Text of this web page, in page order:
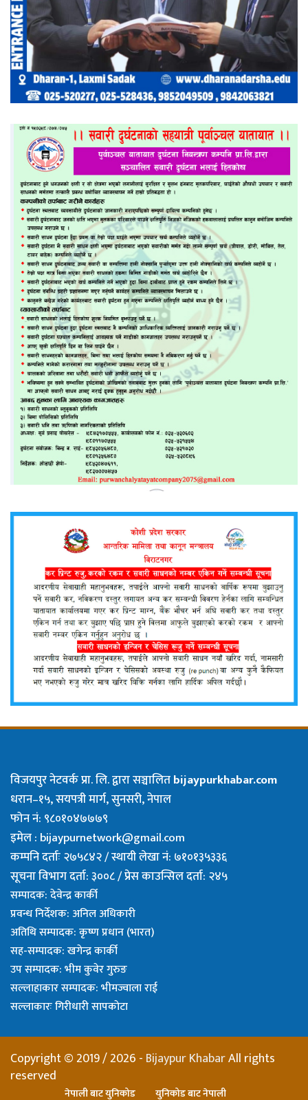
विजयपुर नेटवर्क प्रा. लि. द्वारा सञ्चालितbijaypurkhabar.com
धरान–१५, सयपत्री मार्ग, सुनसरी, नेपाल
फोन नं: ९८०१०४७७७९
इमेल : bijaypurnetwork@gmail.com
कम्पनि दर्ताः २७५८४२ / स्थायी लेखा नं: ७१०१३५३३६
सूचना विभाग दर्ता: ३००८ / प्रेस काउन्सिल दर्ता: २४५
सम्पादक: देवेन्द्र कार्की
प्रवन्ध निर्देशक: अनिल अधिकारी
अतिथि सम्पादक: कृष्ण प्रधान (भारत)
सह-सम्पादक: खगेन्द्र कार्की
उप सम्पादक: भीम कुवेर गुरुङ
सल्लाहाकार सम्पादक: भीमज्वाला राई
सल्लाकारः गिरीधारी सापकाेटा
Copyright © 2019 / 2026 - Bijaypur KhabarAll rights
reserved
नेपाली बाट युनिकोड युनिकोड बाट नेपाली